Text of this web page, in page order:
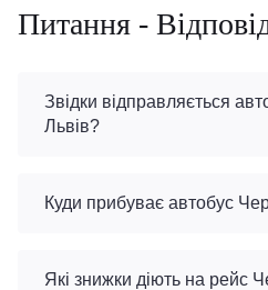
Питання -
Звідки відправляється
Львів?
Куди прибуває автобус
Які знижки діють на рейс